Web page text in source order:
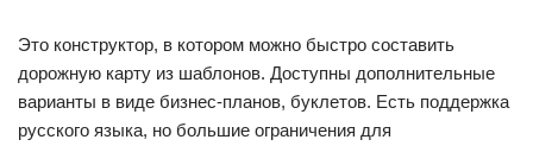
Это конструктор, в котором можно быстро составить
дорожную карту из шаблонов. Доступны дополнительные
варианты в виде бизнес-планов, буклетов. Есть поддержка
русского языка, но большие ограничения для